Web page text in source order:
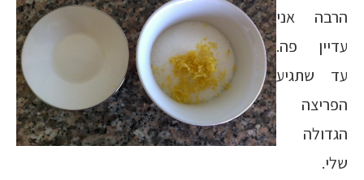
הרבה אני
עדיין פה.
עד שתגיע
הפריצה
הגדולה
שלי.